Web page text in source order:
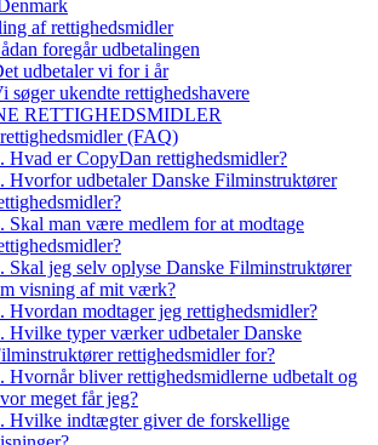
af rettighedsmidler
foregår udbetalingen
udbetaler vi for i år
søger ukendte rettighedshavere
RETTIGHEDSMIDLER
(FAQ)
Hvad er CopyDan rettighedsmidler?
Hvorfor udbetaler Danske Filminstruktører
Skal man være medlem for at modtage
Skal jeg selv oplyse Danske Filminstruktører
visning af mit værk?
Hvordan modtager jeg rettighedsmidler?
Hvilke typer værker udbetaler Danske
rettighedsmidler for?
Hvornår bliver rettighedsmidlerne udbetalt og
meget får jeg?
Hvilke indtægter giver de forskellige